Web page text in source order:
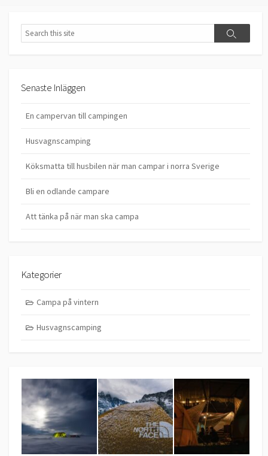
Search
Search
Senaste Inläggen
En campervan till campingen
Husvagnscamping
Köksmatta till husbilen när man campar i norra Sverige
Bli en odlande campare
Att tänka på när man ska campa
Kategorier
Campa på vintern
Husvagnscamping